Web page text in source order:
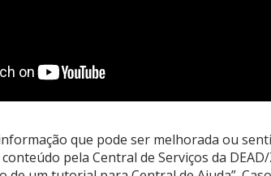
que pode ser melhorada ou
pela Central de Serviços da